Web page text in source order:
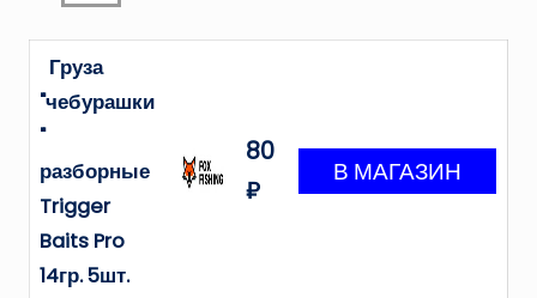
Груза
"чебурашки
"
разборные
Trigger
Baits Pro
14гр. 5шт.
80
₽